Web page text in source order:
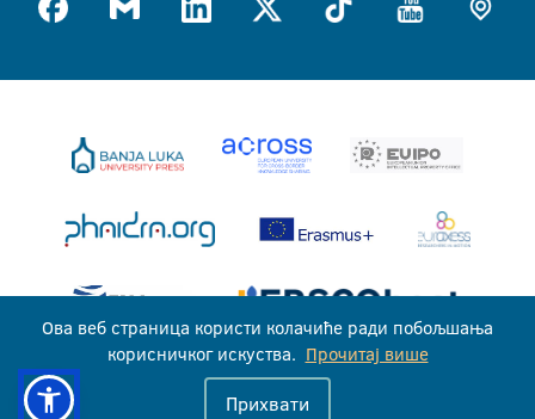
Ова веб страница користи колачиће ради побољшања
корисничког искуства. Прочитај више
Прихвати